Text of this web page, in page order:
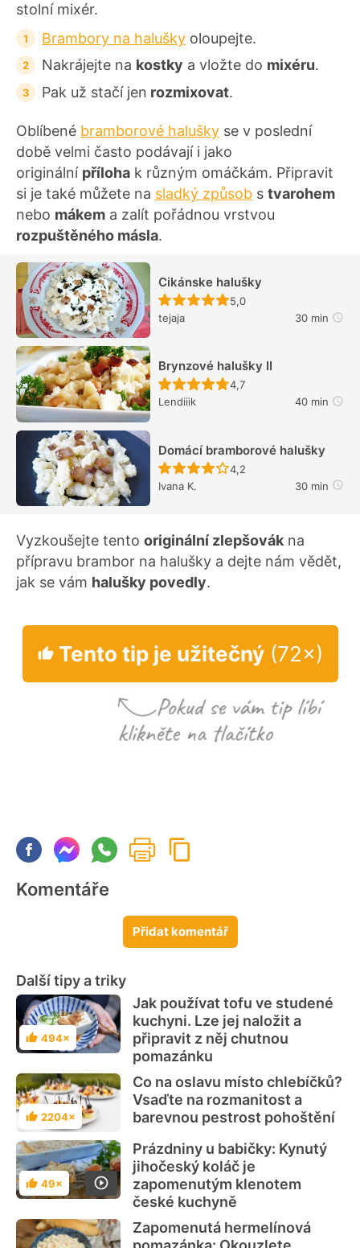
stolní mixér.
Brambory na halušky oloupejte.
Nakrájejte na kostky a vložte do mixéru.
Pak už stačí jen rozmixovat.
Oblíbené bramborové halušky se v poslední
době velmi často podávají i jako
originální příloha k různým omáčkám. Připravit
si je také můžete na sladký způsob s tvarohem
nebo mákem a zalít pořádnou vrstvou
rozpuštěného másla.
Cikánske halušky
Recept ještě nebyl
5,0
tejaja
30 min
Brynzové halušky II
Recept ještě nebyl
4,7
Lendiiik
40 min
Domácí bramborové halušky
Recept ještě nebyl
4,2
Ivana K.
30 min
Vyzkoušejte tento originální zlepšovák na
přípravu brambor na halušky a dejte nám vědět,
jak se vám halušky povedly.
Tento tip je užitečný(72×)
Komentáře
Přidat komentář
Další tipy a triky
Hodnocení
494×
Jak používat tofu ve studené
kuchyni. Lze jej naložit a
připravit z něj chutnou
pomazánku
Hodnocení
2204×
Co na oslavu místo chlebíčků?
Vsaďte na rozmanitost a
barevnou pestrost pohoštění
Hodnocení
49×
Prázdniny u babičky: Kynutý
jihočeský koláč je
zapomenutým klenotem
české kuchyně
Zapomenutá hermelínová